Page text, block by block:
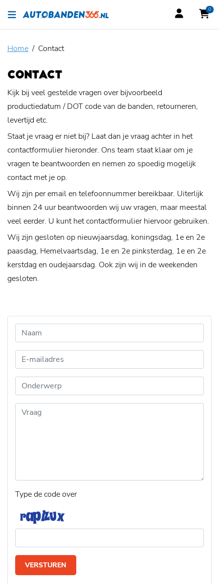
0
Home Contact
CONTACT
Kijk bij veel gestelde vragen over bijvoorbeeld
productiedatum / DOT code van de banden, retourneren,
levertijd etc.
Staat je vraag er niet bij? Laat dan je vraag achter in het
contactformulier hieronder. Ons team staat klaar om je
vragen te beantwoorden en nemen zo spoedig mogelijk
contact met je op.
Wij zijn per email en telefoonnummer bereikbaar. Uiterlijk
binnen 24 uur beantwoorden wij uw vragen, maar meestal
veel eerder. U kunt het contactformulier hiervoor gebruiken.
Wij zijn gesloten op nieuwjaarsdag, koningsdag, 1e en 2e
paasdag, Hemelvaartsdag, 1e en 2e pinksterdag, 1e en 2e
kerstdag en oudejaarsdag. Ook zijn wij in de weekenden
gesloten.
Type de code over
VERSTUREN